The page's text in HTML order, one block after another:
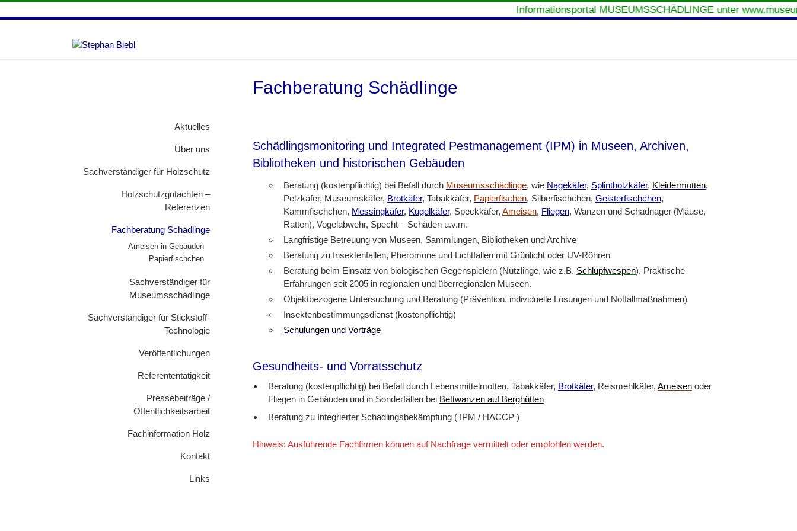
Informationsportal MUSEUMSSCHÄDLINGE unter
Fachberatung Schädlinge
Schädlingsmonitoring und Integrated Pestmanagement (IPM) in Museen, Archiven,
Bibliotheken und historischen Gebäuden
Beratung (kostenpflichtig) bei Befall durch Museumsschädlinge, wie Nagekäfer, Splintholzkäfer, Kleidermotten,
Pelzkäfer, Museumskäfer, Brotkäfer, Tabakkäfer, Papierfischen, Silberfischchen, Geisterfischchen,
Kammfischchen, Messingkäfer, Kugelkäfer, Speckkäfer, Ameisen, Fliegen, Wanzen und Schadnager (Mäuse,
Ratten), Vogelabwehr, Specht – Schäden u.v.m.
Langfristige Betreuung von Museen, Sammlungen, Bibliotheken und Archive
Beratung zu Insektenfallen, Pheromone und Lichtfallen mit Grünlicht oder UV-Röhren
Beratung beim Einsatz von biologischen Gegenspielern (Nützlinge, wie z.B. Schlupfwespen). Praktische
Erfahrungen seit 2005 in regionalen und überregionalen Museen.
Objektbezogene Untersuchung und Beratung (Prävention, individuelle Lösungen und Notfallmaßnahmen)
Insektenbestimmungsdienst (kostenpflichtig)
Schulungen und Vorträge
Gesundheits- und Vorratsschutz
Beratung (kostenpflichtig) bei Befall durch Lebensmittelmotten, Tabakkäfer, Brotkäfer, Reismehlkäfer, Ameisenoder
Fliegen in Gebäuden und in Sonderfällen bei Bettwanzen auf Berghütten
Beratung zu Integrierter Schädlingsbekämpfung ( IPM / HACCP )
Hinweis: Ausführende Fachfirmen können auf Nachfrage vermittelt oder empfohlen werden.
Aktuelles
Über uns
Sachverständiger für Holzschutz
Holzschutzgutachten –
Referenzen
Fachberatung Schädlinge
Ameisen in Gebäuden
Papierfischchen
Sachverständiger für
Museumsschädlinge
Sachverständiger für Stickstoff-
Technologie
Veröffentlichungen
Referententätigkeit
Pressebeiträge /
Öffentlichkeitsarbeit
Fachinformation Holz
Kontakt
Links